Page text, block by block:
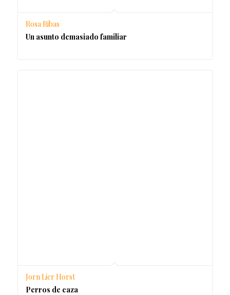
Rosa Ribas
Un asunto demasiado familiar
Jorn Lier Horst
Perros de caza